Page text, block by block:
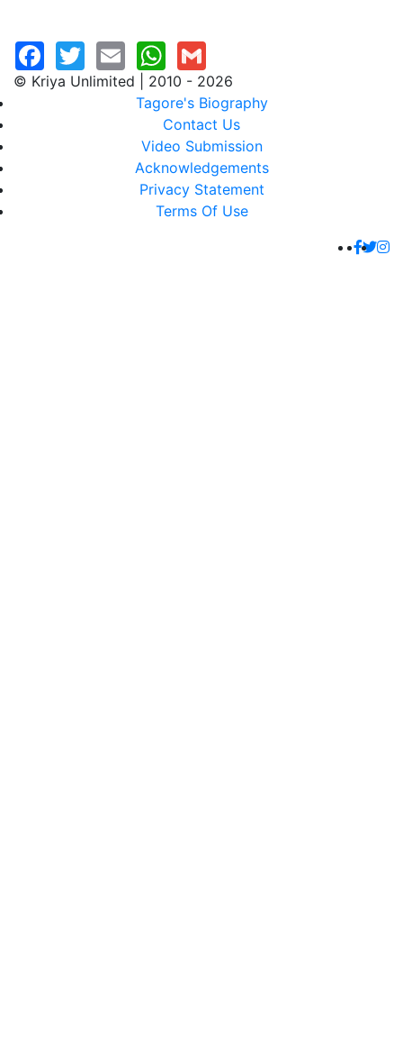
© Kriya Unlimited | 2010 - 2026
Tagore's Biography
Contact Us
Video Submission
Acknowledgements
Privacy Statement
Terms Of Use